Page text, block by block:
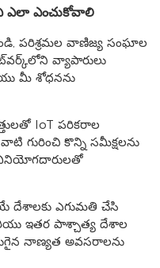
ఎలా ఎంచుకోవాలి
పరిశ్రమల వాణిజ్య సంఘాల
వ్యాపారులు
మీ శోధనను
IoT పరికరాల
గురించి కొన్ని సమీక్షలను
వినియోగదారులతో
దేశాలకు ఎగుమతి చేసి
ఇతర పాశ్చాత్య దేశాల
నాణ్యత అవసరాలను